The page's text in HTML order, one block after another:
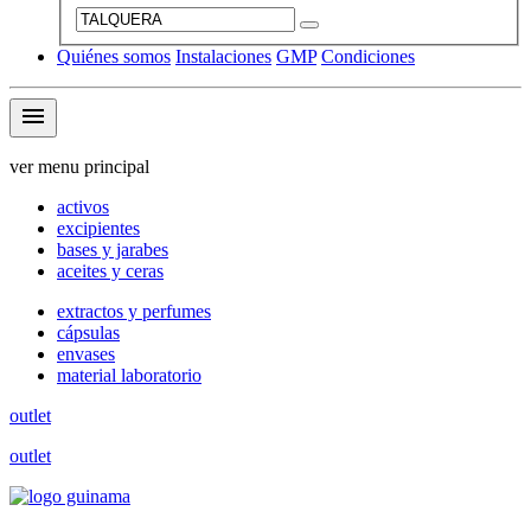
Quiénes somos Instalaciones GMP Condiciones
menu
ver menu principal
activos
excipientes
bases y jarabes
aceites y ceras
extractos y perfumes
cápsulas
envases
material laboratorio
outlet
outlet